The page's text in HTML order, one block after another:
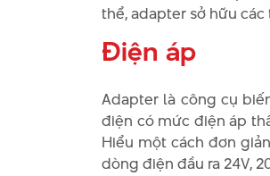
thể, adapter sở hữu
Điện áp
Adapter là công cụ
điện có mức điện áp
Hiểu một cách đơn
dòng điện đầu ra 24V,